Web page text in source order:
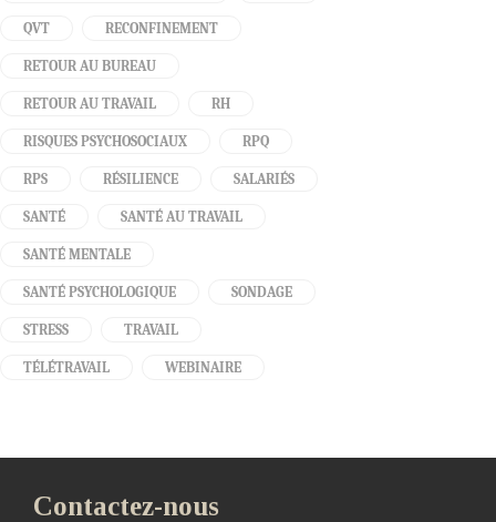
QVT RECONFINEMENT
RETOUR AU BUREAU
RETOUR AU TRAVAIL RH
RISQUES PSYCHOSOCIAUX RPQ
RPS RÉSILIENCE SALARIÉS
SANTÉ SANTÉ AU TRAVAIL
SANTÉ MENTALE
SANTÉ PSYCHOLOGIQUE SONDAGE
STRESS TRAVAIL
TÉLÉTRAVAIL WEBINAIRE
Contactez-nous